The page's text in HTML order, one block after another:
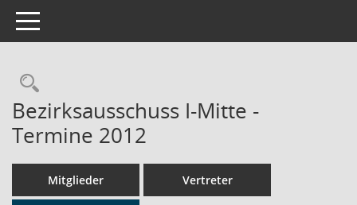
Toggle navigation
Rechercheauswahl
Bezirksausschuss I-Mitte -
Termine 2012
Mitglieder Vertreter